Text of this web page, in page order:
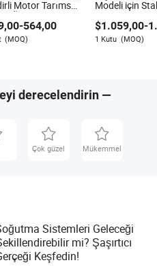
Motor Tarımsal
Üretim Projeleri
-564,00
(MOQ)
Modeli için
Profesyonel
Araç Motoru
Sonrası
$1.059,00-
1 Kutu (MOQ)
derecelendirin —
Çok güzel Mükemmel
Sistemleri Geleceği
mi? Şaşırtıcı
Keşfedin!